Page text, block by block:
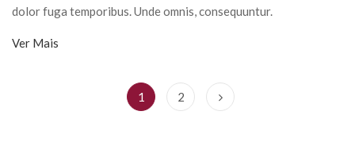
dolor fuga temporibus. Unde omnis, consequuntur.
Ver Mais
1 2